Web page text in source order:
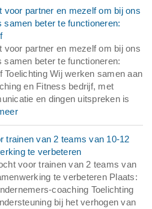
voor partner en mezelf om bij ons
beter te functioneren:
voor partner en mezelf om bij ons
beter te functioneren:
Toelichting Wij werken samen aan
en Fitness bedrijf, met
en dingen uitspreken is
trainen van 2 teams van 10-12
te verbeteren
voor trainen van 2 teams van
te verbeteren Plaats:
coaching Toelichting
bij het verhogen van